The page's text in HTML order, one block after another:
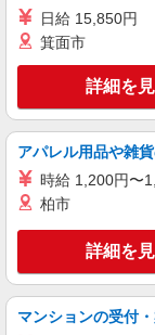
日給 15,850円
箕面市
詳細を
アパレル用品や雑
時給 1,200円〜
柏市
詳細を
マンションの受付